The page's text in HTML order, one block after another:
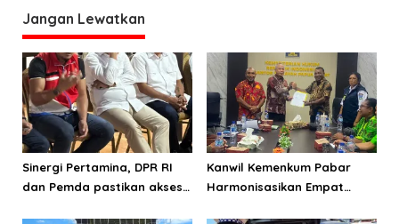
Jangan Lewatkan
Sinergi Pertamina, DPR RI
dan Pemda pastikan akses
Kanwil Kemenkum Pabar
Harmonisasikan Empat